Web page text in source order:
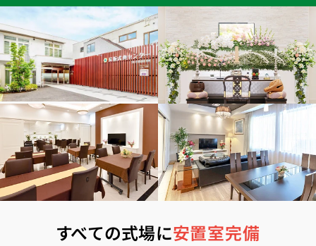
すべての式場に安置室完備